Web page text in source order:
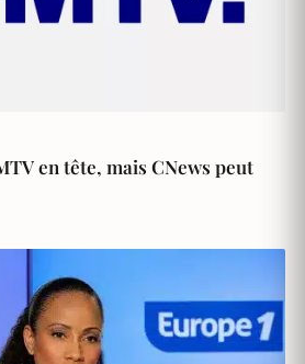
en tête, mais CNews peut